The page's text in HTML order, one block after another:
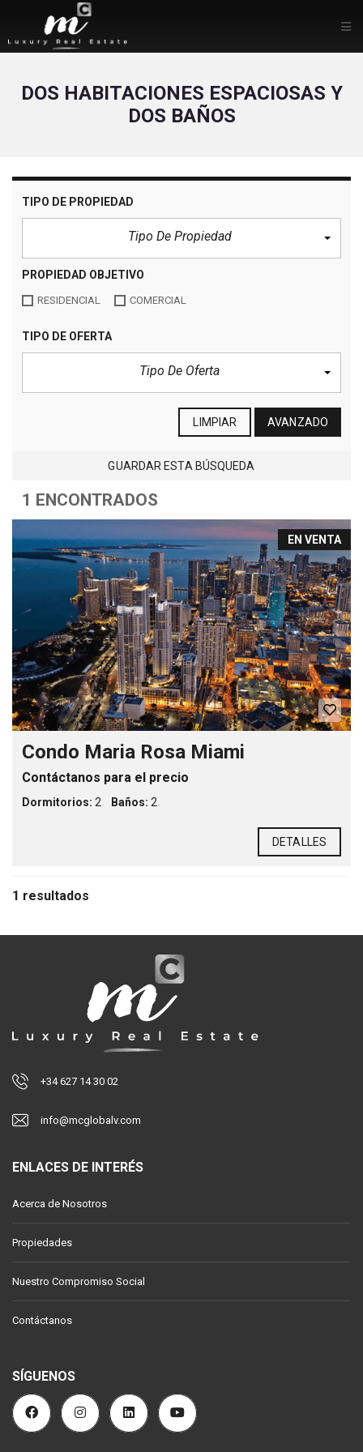
DOS HABITACIONES ESPACIOSAS Y
DOS BAÑOS
TIPO DE PROPIEDAD
Tipo De Propiedad
PROPIEDAD OBJETIVO
RESIDENCIAL COMERCIAL
TIPO DE OFERTA
Tipo De Oferta
LIMPIAR AVANZADO
GUARDAR ESTA BÚSQUEDA
1 ENCONTRADOS
EN VENTA
Condo Maria Rosa Miami
Contáctanos para el precio
Dormitorios: 2 Baños: 2
DETALLES
1 resultados
+34 627 14 30 02
info@mcglobalv.com
ENLACES DE INTERÉS
Acerca de Nosotros
Propiedades
Nuestro Compromiso Social
Contáctanos
SÍGUENOS